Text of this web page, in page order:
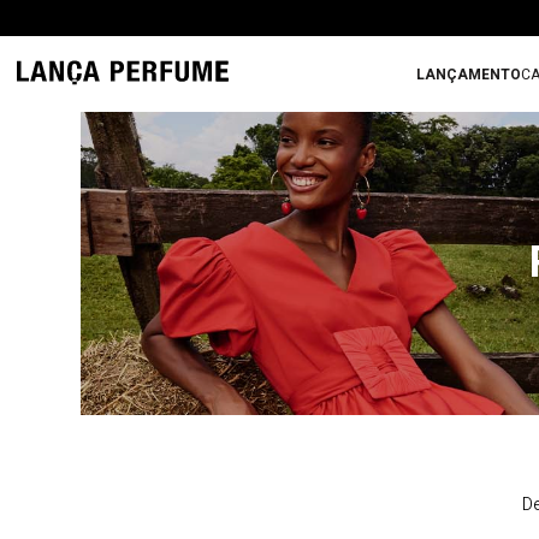
LANÇAMENTO